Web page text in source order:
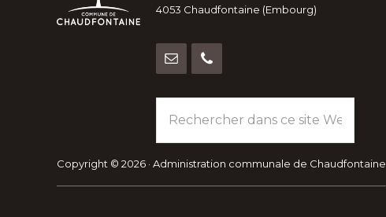
4053 Chaudfontaine (Embourg)
dans
ce
site
Copyright © 2026 · Administration communale de Chaudfontaine